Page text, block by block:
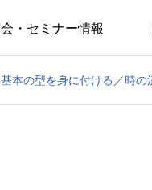
・セミナー情報